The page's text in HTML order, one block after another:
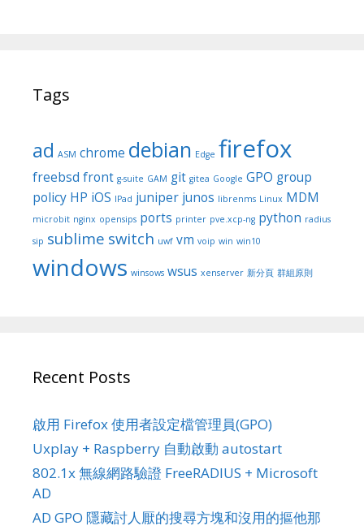
Tags
ad ASM chrome debian Edge firefox
freebsd front g-suite GAM git gitea Google GPO group
policy HP iOS IPad juniper junos librenms Linux MDM
microbit nginx opensips ports printer pve.xcp-ng python radius
sip sublime switch uwf vm voip win win10
windows winsows wsus xenserver 新分頁 群組原則
Recent Posts
啟用 Firefox 使用者設定檔管理員(GPO)
Uxplay + Raspberry 自動啟動 autostart
802.1x 無線網路驗證 FreeRADIUS + Microsoft
AD
AD GPO 隱藏討人厭的搜尋方塊和沒用的摳他那